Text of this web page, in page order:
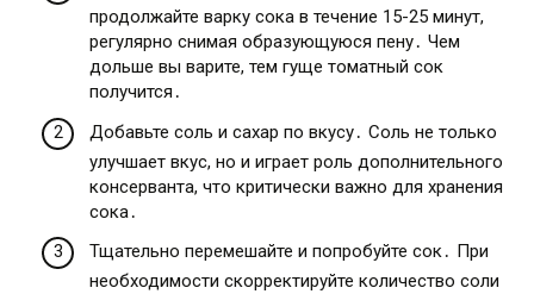
продолжайте варку сока в течение 15-25 минут,
регулярно снимая образующуюся пену․ Чем
дольше вы варите, тем гуще томатный сок
получится․
Добавьте соль и сахар по вкусу․ Соль не только
улучшает вкус, но и играет роль дополнительного
консерванта, что критически важно для хранения
сока․
Тщательно перемешайте и попробуйте сок․ При
необходимости скорректируйте количество соли